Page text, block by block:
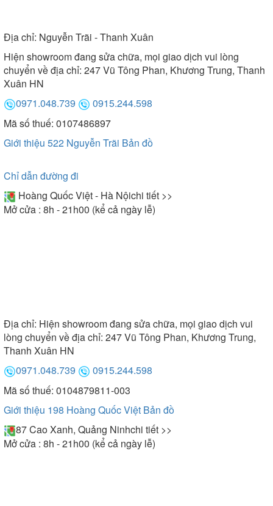
Địa chỉ: Nguyễn Trãi - Thanh Xuân
Hiện showroom đang sửa chữa, mọi giao dịch vui lòng
chuyển về địa chỉ: 247 Vũ Tông Phan, Khương Trung, Thanh
Xuân HN
0971.048.739
0915.244.598
Mã số thuế: 0107486897
Giới thiệu 522 Nguyễn Trãi Bản đồ
Chỉ dẫn đường đi
Hoàng Quốc Việt - Hà Nộichi tiết >>
Mở cửa : 8h - 21h00 (kể cả ngày lễ)
Địa chỉ: Hiện showroom đang sửa chữa, mọi giao dịch vui
lòng chuyển về địa chỉ: 247 Vũ Tông Phan, Khương Trung,
Thanh Xuân HN
0971.048.739
0915.244.598
Mã số thuế: 0104879811-003
Giới thiệu 198 Hoàng Quốc Việt Bản đồ
87 Cao Xanh, Quảng Ninhchi tiết >>
Mở cửa : 8h - 21h00 (kể cả ngày lễ)